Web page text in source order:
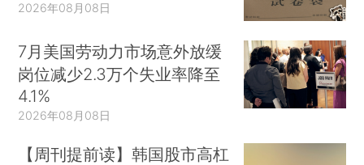
2026年08月08日
7月美国劳动力市场意外放缓
岗位减少2.3万个失业率降至
4.1%
2026年08月08日
【周刊提前读】韩国股市高杠